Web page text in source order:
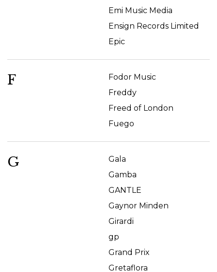
Emi Music Media
Ensign Records Limited
Epic
F
Fodor Music
Freddy
Freed of London
Fuego
G
Gala
Gamba
GANTLE
Gaynor Minden
Girardi
gp
Grand Prix
Gretaflora